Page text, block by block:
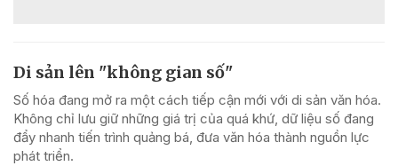
Di sản lên "không gian số"
Số hóa đang mở ra một cách tiếp cận mới với di sản văn hóa.
Không chỉ lưu giữ những giá trị của quá khứ, dữ liệu số đang
đẩy nhanh tiến trình quảng bá, đưa văn hóa thành nguồn lực
phát triển.